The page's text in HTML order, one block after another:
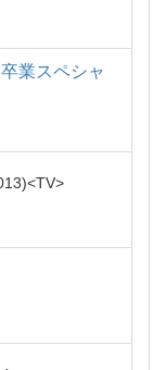
業スペシャ
TV